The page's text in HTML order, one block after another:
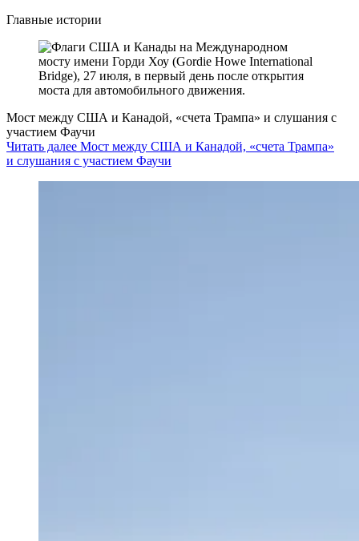
Главные истории
Мост между США и Канадой, «счета Трампа» и слушания с
участием Фаучи
Читать далее Мост между США и Канадой, «счета Трампа»
и слушания с участием Фаучи